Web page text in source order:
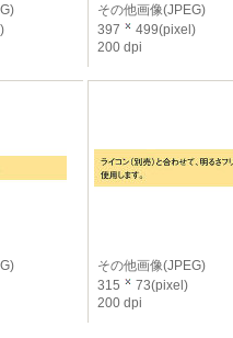
その他画像(JPEG)
397
499(pixel)
200 dpi
その他画像(JPEG)
315
73(pixel)
200 dpi